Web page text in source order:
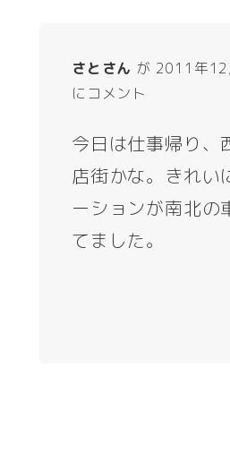
さとさん が 2011年
にコメント
今日は仕事帰り、
店街かな。きれい
ーションが南北の
てました。